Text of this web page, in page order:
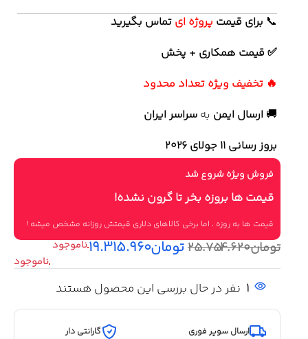
📞 برای قیمت پروژه ای تماس بگیرید
✅ قیمت همکاری + پخش
🔥 تخفیف ویژه تعداد محدود
🚚 ارسال ایمن به سراسر ایران
بروز رسانی 11 جولای ۲۰۲۶
فروش ویژه شروع شد
قیمت ها بروزه بخر تا گرون نشده!
قیمت ها به روزه ، اما برخی کالاهای دلاری قیمتش روزانه مشخص میشه !
تومان۲۵.۷۵۴.۶۲۰تومان۱۹.۳۱۵.۹۶۰
1 نفر در حال بررسی این محصول هستند
ارسال سوپر فوری گارانتی دار